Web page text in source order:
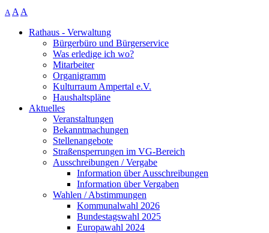
A A A
Rathaus - Verwaltung
Bürgerbüro und Bürgerservice
Was erledige ich wo?
Mitarbeiter
Organigramm
Kulturraum Ampertal e.V.
Haushaltspläne
Aktuelles
Veranstaltungen
Bekanntmachungen
Stellenangebote
Straßensperrungen im VG-Bereich
Ausschreibungen / Vergabe
Information über Ausschreibungen
Information über Vergaben
Wahlen / Abstimmungen
Kommunalwahl 2026
Bundestagswahl 2025
Europawahl 2024